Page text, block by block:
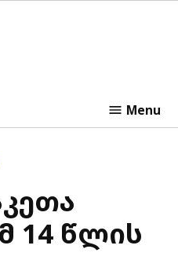
Menu
14 წლის